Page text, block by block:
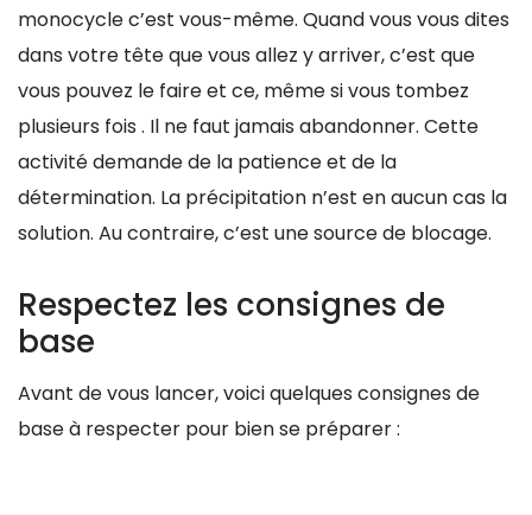
monocycle c’est vous-même. Quand vous vous dites
dans votre tête que vous allez y arriver, c’est que
vous pouvez le faire et ce, même si vous tombez
plusieurs fois . Il ne faut jamais abandonner. Cette
activité demande de la patience et de la
détermination. La précipitation n’est en aucun cas la
solution. Au contraire, c’est une source de blocage.
Respectez les consignes de
base
Avant de vous lancer, voici quelques consignes de
base à respecter pour bien se préparer :